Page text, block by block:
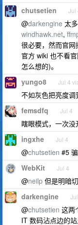
chutsetien Jul
@darkengine 太
windhawk.net,
很必要，然而官
官方 wiki 也不看
怎么想的)。
yungo8 Jul 4
不如灰色把亮度
femsdfq Jul 4
瞎眼模式，一次没
ingxhe Jul 4
@chutsetien #5
WebKit Jul 4
@neilp 但是明暗
darkengine
@chutsetien 这两
IT 数码沾点边的站